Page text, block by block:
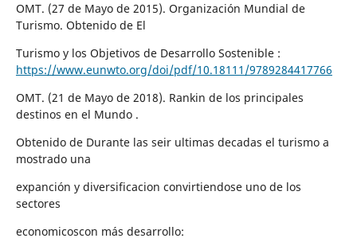
OMT. (27 de Mayo de 2015). Organización Mundial de
Turismo. Obtenido de El
Turismo y los Objetivos de Desarrollo Sostenible :
https://www.eunwto.org/doi/pdf/10.18111/9789284417766
OMT. (21 de Mayo de 2018). Rankin de los principales
destinos en el Mundo .
Obtenido de Durante las seir ultimas decadas el turismo a
mostrado una
expanción y diversificacion convirtiendose uno de los
sectores
economicoscon más desarrollo: